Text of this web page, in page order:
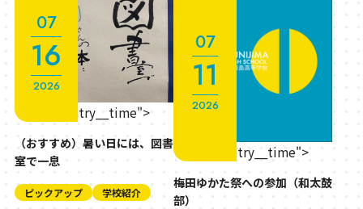
2026
07
16
" class="entry__time">
（おすすめ）暑い日には、図書
室で一息
ピックアップ 学校紹介
2026
07
11
" class="entry__time">
梅田ゆかた祭への参加（和太鼓
部）